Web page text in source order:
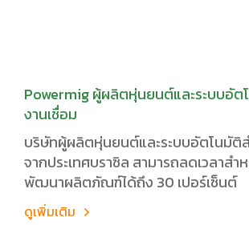
Powermig ผู้ผลิตหุ่นยนต์และระบบอัต
งานเชื่อม
บริษัทผู้ผลิตหุ่นยนต์และระบบอัตโนมัติ
จากประเทศบราซิล สามารถลดเวลาสำ
พัฒนาผลิตภัณฑ์ได้ถึง 30 เปอร์เซ็นต์
ดูเพิ่มเติม